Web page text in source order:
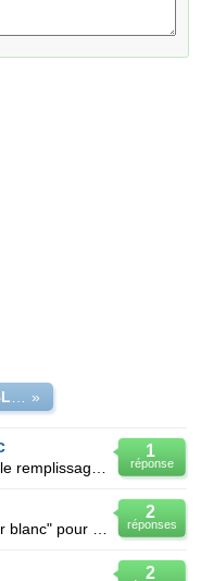
»
1
réponse
2
réponses
2